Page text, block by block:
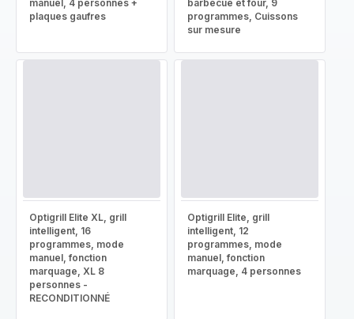
manuel, 4 personnes +
plaques gaufres
barbecue et four, 9
programmes, Cuissons
sur mesure
Optigrill Elite XL, grill
intelligent, 16
programmes, mode
manuel, fonction
marquage, XL 8
personnes -
RECONDITIONNÉ
Optigrill Elite, grill
intelligent, 12
programmes, mode
manuel, fonction
marquage, 4 personnes